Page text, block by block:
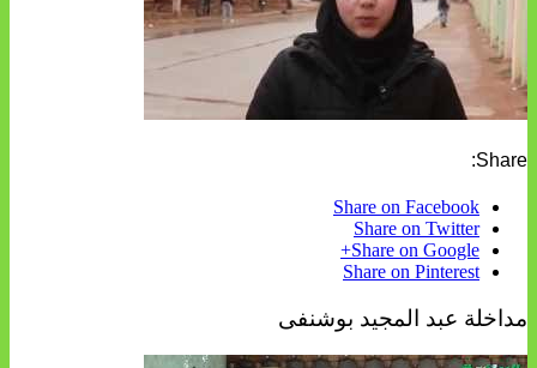
Share:
Share on Facebook
Share on Twitter
Share on Google+
Share on Pinterest
مداخلة عبد المجيد بوشنفى